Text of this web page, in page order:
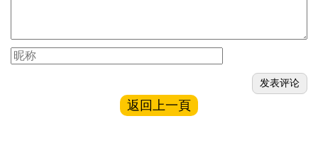
返回上一頁